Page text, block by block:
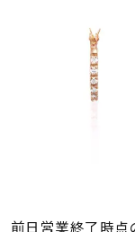
前日営業終了時点